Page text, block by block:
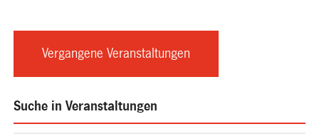
Vergangene Veranstaltungen
Suche in Veranstaltungen